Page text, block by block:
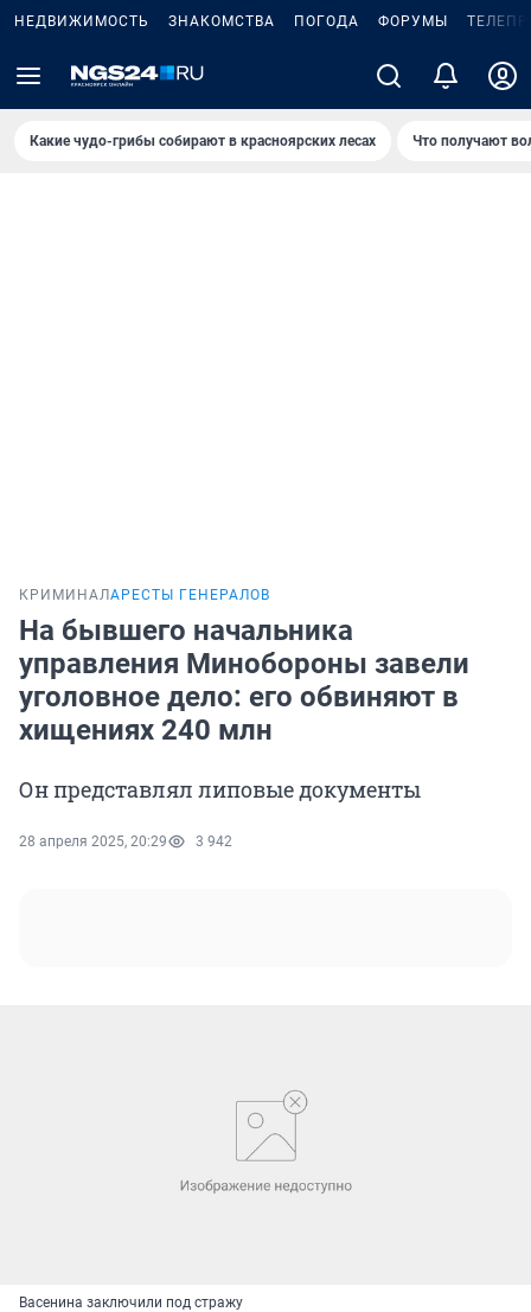
НЕДВИЖИМОСТЬ ЗНАКОМСТВА ПОГОДА ФОРУМЫ
Какие чудо-грибы собирают в красноярских лесах Что получают
КРИМИНАЛАРЕСТЫ ГЕНЕРАЛОВ
На бывшего начальника
управления Минобороны завели
уголовное дело: его обвиняют в
хищениях 240 млн
Он представлял липовые документы
28 апреля 2025, 20:29 3 942
Васенина заключили под стражу